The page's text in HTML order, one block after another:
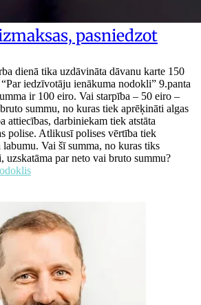
pasniedzot
dienā tika uzdāvināta dāvanu karte 150
iedzīvotāju ienākuma nodokli” 9.panta
ir 100 eiro. Vai starpība – 50 eiro –
summu, no kuras tiek aprēķināti algas
attiecības, darbiniekam tiek atstāta
polise. Atlikusī polises vērtība tiek
Vai šī summa, no kuras tiks
uzskatāma par neto vai bruto summu?